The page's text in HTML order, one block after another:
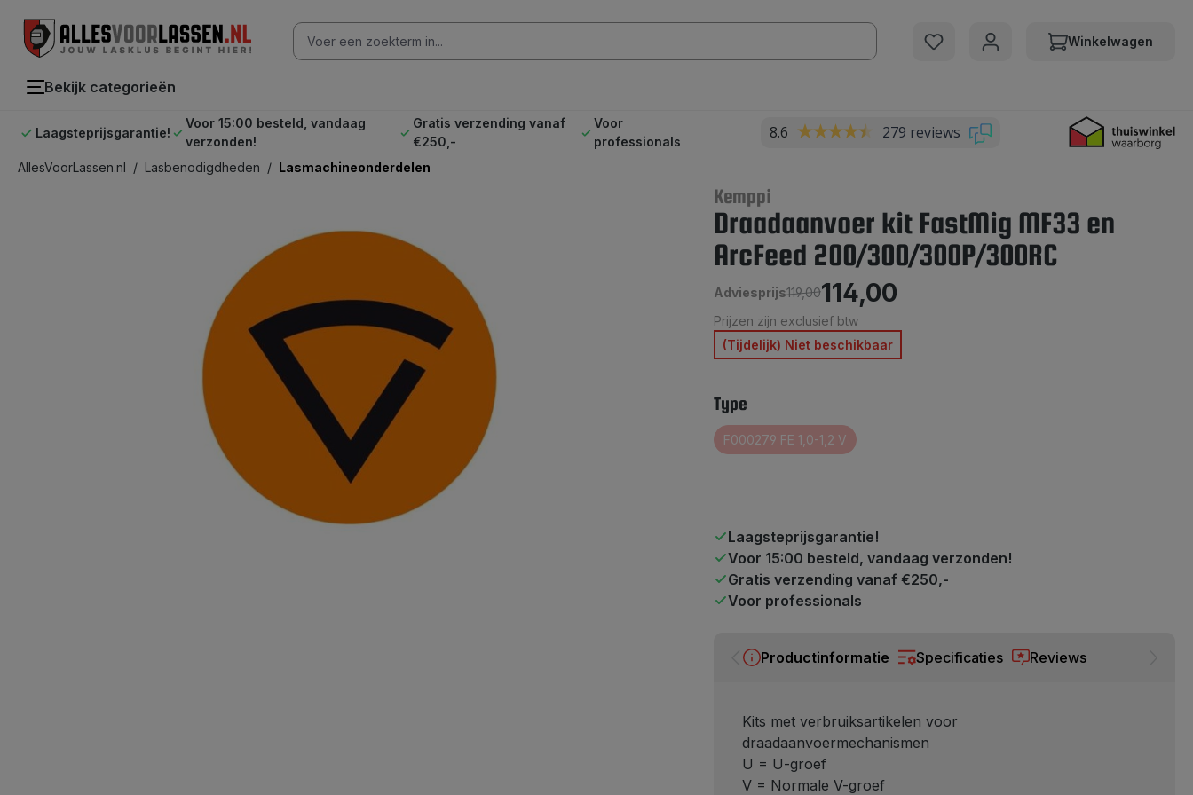
Winkelwagen
Bekijk categorieën
Laagsteprijsgarantie!
Voor 15:00 besteld, vandaag
verzonden!
Gratis verzending vanaf
€250,-
Voor
professionals
8.6 279 reviews
AllesVoorLassen.nl / Lasbenodigdheden / Lasmachineonderdelen
Kemppi
Draadaanvoer kit FastMig MF33 en
ArcFeed 200/300/300P/300RC
Adviesprijs119,00114,00
Prijzen zijn exclusief btw
(Tijdelijk) Niet beschikbaar
Type
F000279 FE 1,0-1,2 V
(Deze optie is momenteel niet beschikbaar.)
Laagsteprijsgarantie!
Voor 15:00 besteld, vandaag verzonden!
Gratis verzending vanaf €250,-
Voor professionals
Productinformatie Specificaties Reviews
Kits met verbruiksartikelen voor
draadaanvoermechanismen
U = U-groef
V = Normale V-groef